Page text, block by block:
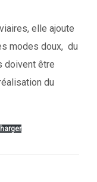
elle ajoute
modes doux, du
doivent être
du